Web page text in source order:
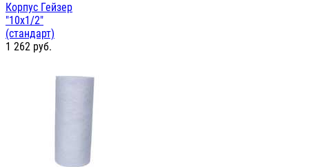
Корпус Гейзер
"10х1/2"
(стандарт)
1 262 руб.